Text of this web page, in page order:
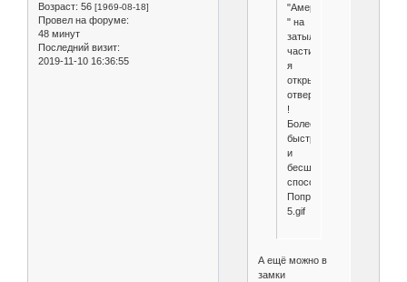
Возраст: 56 [1969-08-18]
Провел на форуме:
48 минут
Последний визит:
2019-11-10 16:36:55
"Американку
" на
затылочной
части
я
открываю
отверткой
!
Более
быстрый
и
бесшумный
способ!
Попробуйте!
5.gif
А ещё можно в
замки